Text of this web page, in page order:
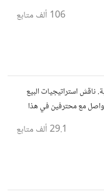
106 ألف متابع
ناقش استراتيجيات البيع
مع محترفين في هذا
29.1 ألف متابع